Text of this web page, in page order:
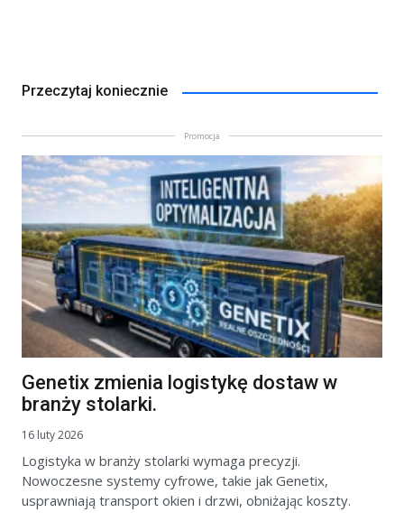
Przeczytaj koniecznie
Promocja
Genetix zmienia logistykę dostaw w
branży stolarki.
16 luty 2026
Logistyka w branży stolarki wymaga precyzji.
Nowoczesne systemy cyfrowe, takie jak Genetix,
usprawniają transport okien i drzwi, obniżając koszty.